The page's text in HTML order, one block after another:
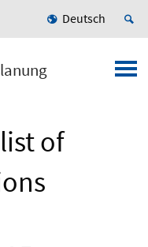
Deutsch
of